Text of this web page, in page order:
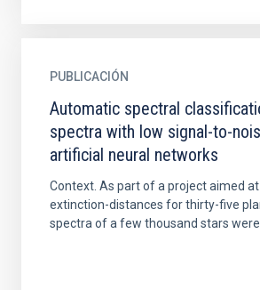
PUBLICACIÓN
Automatic spectral
spectra with low signal-to-
artificial neural networks
Context. As part of a project aimed
extinction-distances for thirty-five
spectra of a few thousand stars were